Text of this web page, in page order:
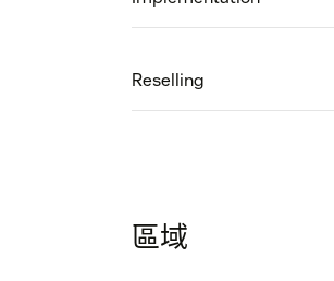
Reselling
區域